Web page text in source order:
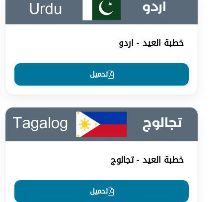
خطبة العيد - اردو
تحميل
خطبة العيد - تجالوج
تحميل